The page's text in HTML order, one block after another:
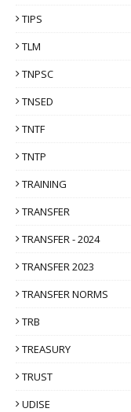
TIPS
TLM
TNPSC
TNSED
TNTF
TNTP
TRAINING
TRANSFER
TRANSFER - 2024
TRANSFER 2023
TRANSFER NORMS
TRB
TREASURY
TRUST
UDISE